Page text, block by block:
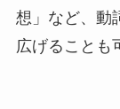
想」など、動
広げることも